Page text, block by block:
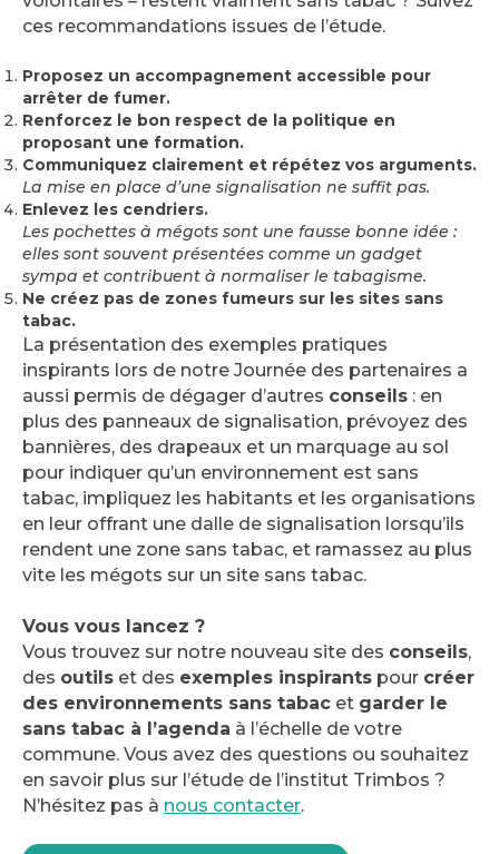
ces recommandations issues de l’étude.
Proposez un accompagnement accessible pour
arrêter de fumer.
Renforcez le bon respect de la politique en
proposant une formation.
Communiquez clairement et répétez vos arguments.
La mise en place d’une signalisation ne suffit pas.
Enlevez les cendriers.
Les pochettes à mégots sont une fausse bonne idée :
elles sont souvent présentées comme un gadget
sympa et contribuent à normaliser le tabagisme.
Ne créez pas de zones fumeurs sur les sites sans
tabac.
La présentation des exemples pratiques
inspirants lors de notre Journée des partenaires a
aussi permis de dégager d’autres conseils : en
plus des panneaux de signalisation, prévoyez des
bannières, des drapeaux et un marquage au sol
pour indiquer qu’un environnement est sans
tabac, impliquez les habitants et les organisations
en leur offrant une dalle de signalisation lorsqu’ils
rendent une zone sans tabac, et ramassez au plus
vite les mégots sur un site sans tabac.
Vous vous lancez ?
Vous trouvez sur notre nouveau site des conseils,
des outils et des exemples inspirants pour créer
des environnements sans tabac et garder le
sans tabac à l’agenda à l’échelle de votre
commune. Vous avez des questions ou souhaitez
en savoir plus sur l’étude de l’institut Trimbos ?
N’hésitez pas à nous contacter.